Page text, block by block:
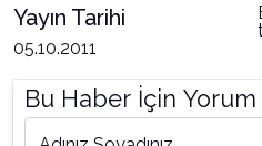
Yayın Tarihi
05.10.2011
Bu Haber İçin Yorum